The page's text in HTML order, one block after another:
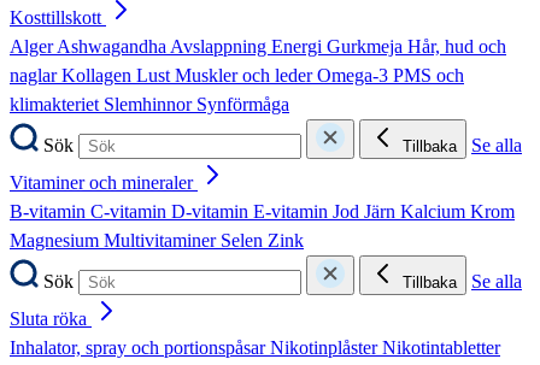
Kosttillskott
AlgerAshwagandhaAvslappning Energi Gurkmeja Hår, hud och
naglarKollagen LustMuskler och lederOmega-3 PMS och
klimakteriet Slemhinnor Synförmåga
Sök
Tillbaka
Se alla
Vitaminer och mineraler
B-vitamin C-vitamin D-vitamin E-vitamin Jod Järn Kalcium Krom
Magnesium Multivitaminer Selen Zink
Sök
Tillbaka
Se alla
Sluta röka
Inhalator, spray och portionspåsarNikotinplåsterNikotintabletter